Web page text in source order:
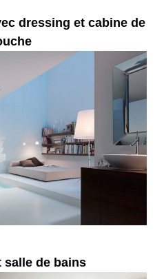
dressing et cabine de
salle de bains